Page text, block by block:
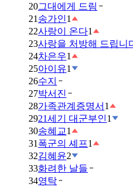
20그대에게 드림
21 송가인1
22사랑이 온다1
23사랑을 처방해 드립니
24차은우1
25아이유1
26수지
27박서진
28가족관계증명서 1
2921세기 대군부인1
30송혜교1
31 폭군의 셰프1
32김혜윤2
33화려한 날들
34영탁